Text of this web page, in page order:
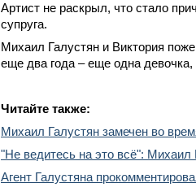
Артист не раскрыл, что стало
супруга.
Михаил Галустян и Виктория
еще два года – еще одна
Читайте также:
Михаил Галустян замечен во
"Не ведитесь на это всё": Михаил
Агент Галустяна